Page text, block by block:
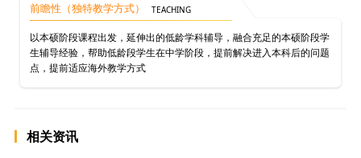
前瞻性（独特教学方式） TEACHING
以本硕阶段课程出发，延伸出的低龄学科辅导，融合充足的本硕阶段学
生辅导经验，帮助低龄段学生在中学阶段，提前解决进入本科后的问题
点，提前适应海外教学方式
相关资讯